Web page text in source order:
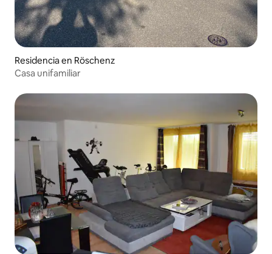
Residencia en Röschenz
Casa unifamiliar